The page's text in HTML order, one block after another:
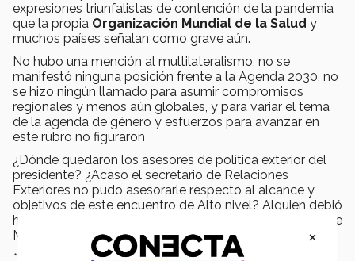
expresiones triunfalistas de contención de la pandemia
que la propia Organización Mundial de la Salud y
muchos países señalan como grave aún.
No hubo una mención al multilateralismo, no se
manifestó ninguna posición frente a la Agenda 2030, no
se hizo ningún llamado para asumir compromisos
regionales y menos aún globales, y para variar el tema
de la agenda de género y esfuerzos para avanzar en
este rubro no figuraron
¿Dónde quedaron los asesores de política exterior del
presidente? ¿Acaso el secretario de Relaciones
Exteriores no pudo asesorarle respecto al alcance y
objetivos de este encuentro de Alto nivel? Alguien debió
hacerle saber al jefe del ejecutivo que la participación de
México en este foro mundial, no era una mañanera.
* La autora es profesora investigadora de la Escuela de
×